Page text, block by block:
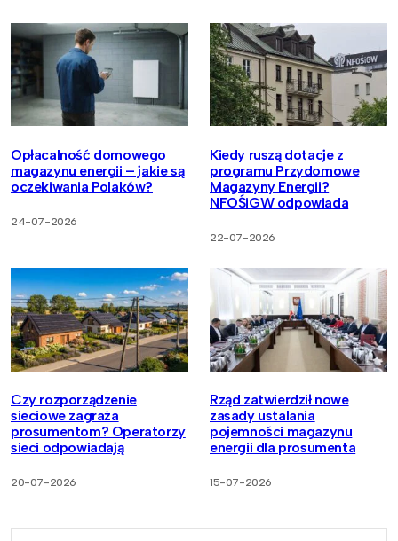
Opłacalność domowego
magazynu energii – jakie są
oczekiwania Polaków?
24-07-2026
Kiedy ruszą dotacje z
programu Przydomowe
Magazyny Energii?
NFOŚiGW odpowiada
22-07-2026
Czy rozporządzenie
sieciowe zagraża
prosumentom? Operatorzy
sieci odpowiadają
20-07-2026
Rząd zatwierdził nowe
zasady ustalania
pojemności magazynu
energii dla prosumenta
15-07-2026